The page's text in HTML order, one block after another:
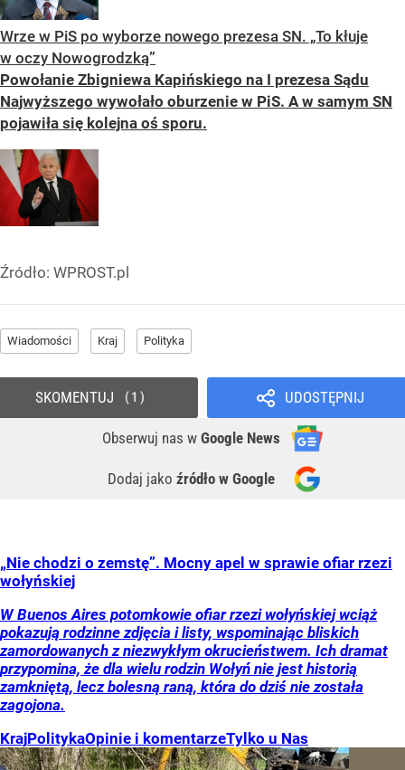
Wrze w PiS po wyborze nowego prezesa SN. „To kłuje
w oczy Nowogrodzką”
Powołanie Zbigniewa Kapińskiego na I prezesa Sądu
Najwyższego wywołało oburzenie w PiS. A w samym SN
pojawiła się kolejna oś sporu.
Źródło: WPROST.pl
Wiadomości Kraj Polityka
UDOSTĘPNIJ
Obserwuj nas w Google News
Dodaj jako źródło w Google
SKOMENTUJ 1
„Nie chodzi o zemstę”. Mocny apel w sprawie ofiar rzezi
wołyńskiej
W Buenos Aires potomkowie ofiar rzezi wołyńskiej wciąż
pokazują rodzinne zdjęcia i listy, wspominając bliskich
zamordowanych z niezwykłym okrucieństwem. Ich dramat
przypomina, że dla wielu rodzin Wołyń nie jest historią
zamkniętą, lecz bolesną raną, która do dziś nie została
zagojona.
KrajPolitykaOpinie i komentarzeTylko u Nas